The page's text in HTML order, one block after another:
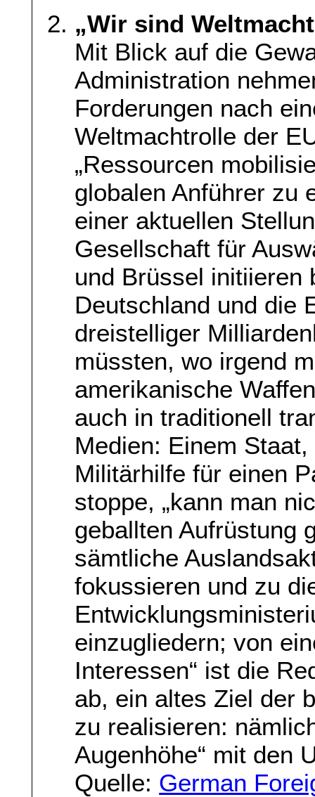
„Wir sind
Mit Blick auf die
Administration
Forderungen nach
Weltmachtrolle der
„Ressourcen
globalen Anführer zu
einer aktuellen
Gesellschaft für
und Brüssel initiieren
Deutschland und die
dreistelliger
müssten, wo irgend
amerikanische
auch in traditionell
Medien: Einem
Militärhilfe für einen
stoppe, „kann man
geballten Aufrüstung
sämtliche
fokussieren und zu
einzugliedern; von
Interessen“ ist die
ab, ein altes Ziel der
zu realisieren:
Augenhöhe“ mit den
Quelle: German